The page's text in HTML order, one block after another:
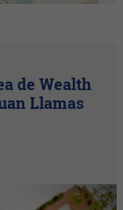
de Wealth
Llamas